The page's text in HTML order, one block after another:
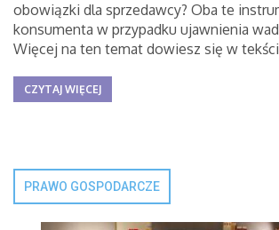
obowiązki dla sprzedawcy? Oba te
konsumenta w przypadku ujawnienia
Więcej na ten temat dowiesz się w
CZYTAJ WIĘCEJ
PRAWO GOSPODARCZE